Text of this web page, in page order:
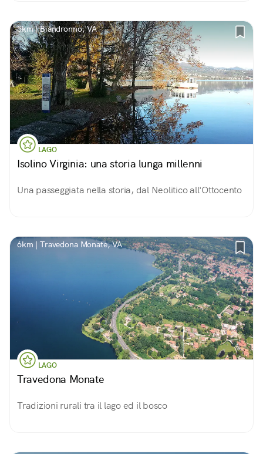
5km | Biandronno, VA
LAGO
Isolino Virginia: una storia lunga millenni
Una passeggiata nella storia, dal Neolitico all'Ottocento
6km | Travedona Monate, VA
LAGO
Travedona Monate
Tradizioni rurali tra il lago ed il bosco